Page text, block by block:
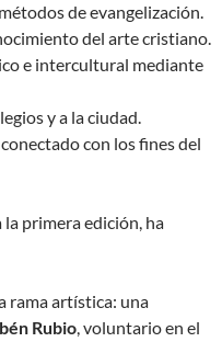
de evangelización.
del arte cristiano.
e intercultural mediante
y a la ciudad.
con los fines del
la primera edición, ha
rama artística: una
Rubio, voluntario en el